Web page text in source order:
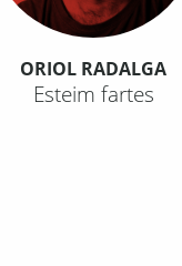
ORIOL RADALGA
Esteim fartes